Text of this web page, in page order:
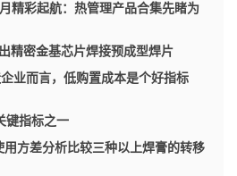
精彩起航：热管理产品合集先睹为
精密金基芯片焊接预成型焊片
业而言，低购置成本是个好指标
键指标之一
用方差分析比较三种以上焊膏的转移